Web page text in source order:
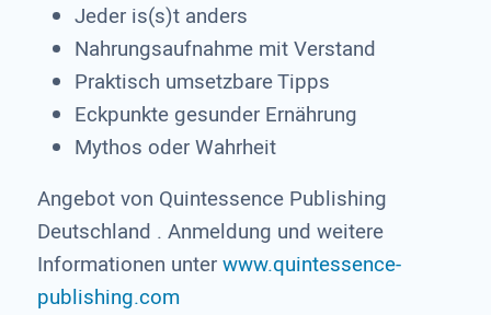
Jeder is(s)t anders
Nahrungsaufnahme mit Verstand
Praktisch umsetzbare Tipps
Eckpunkte gesunder Ernährung
Mythos oder Wahrheit
Angebot von Quintessence Publishing
Deutschland . Anmeldung und weitere
Informationen unterwww.quintessence-
publishing.com